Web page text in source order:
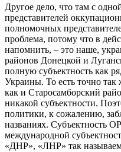
Другое дело, что там с
представителей
полномочных
проблема, потому что в
напомнить, – это наше,
районов Донецкой и
полную субъектность как
Украины. То есть точно
как и Старосамборский
никакой субъектности.
политики, к сожалению,
названиях. Субъектность
международной
«ДНР», «ЛНР» так